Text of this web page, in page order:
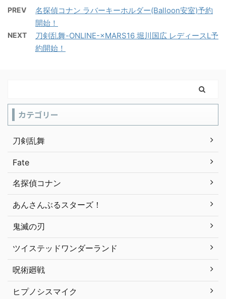
PREV
名探偵コナン ラバーキーホルダー(Balloon安室)予約
開始！
NEXT
刀剣乱舞-ONLINE-×MARS16 堀川国広 レディースL予
約開始！
カテゴリー
刀剣乱舞
Fate
名探偵コナン
あんさんぶるスターズ！
鬼滅の刃
ツイステッドワンダーランド
呪術廻戦
ヒプノシスマイク